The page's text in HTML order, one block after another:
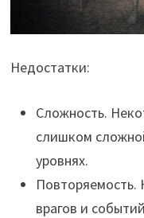
Недостатки:
Сложность.
слишком
уровнях.
Повторяемость.
врагов и